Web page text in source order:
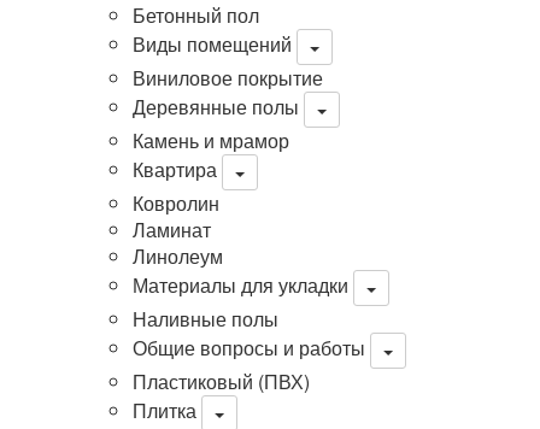
Бетонный пол
Виды помещений
Виниловое покрытие
Деревянные полы
Камень и мрамор
Квартира
Ковролин
Ламинат
Линолеум
Материалы для укладки
Наливные полы
Общие вопросы и работы
Пластиковый (ПВХ)
Плитка